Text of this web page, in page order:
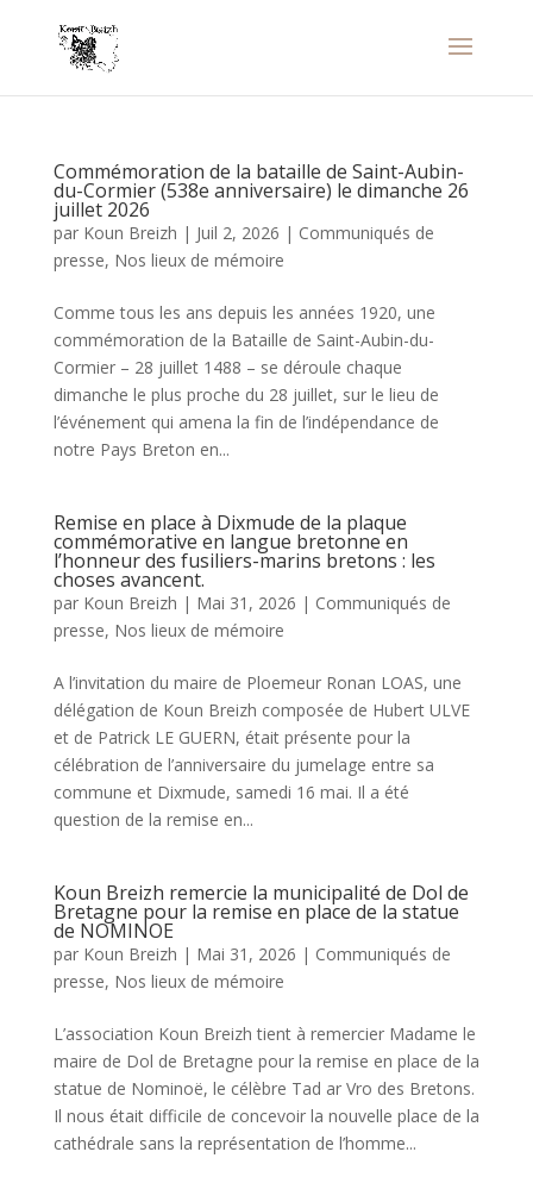
Commémoration de la bataille de Saint-Aubin-
du-Cormier (538e anniversaire) le dimanche 26
juillet 2026
par Koun Breizh | Juil 2, 2026 | Communiqués de
presse, Nos lieux de mémoire
Comme tous les ans depuis les années 1920, une
commémoration de la Bataille de Saint-Aubin-du-
Cormier – 28 juillet 1488 – se déroule chaque
dimanche le plus proche du 28 juillet, sur le lieu de
l’événement qui amena la fin de l’indépendance de
notre Pays Breton en...
Remise en place à Dixmude de la plaque
commémorative en langue bretonne en
l’honneur des fusiliers-marins bretons : les
choses avancent.
par Koun Breizh | Mai 31, 2026 | Communiqués de
presse, Nos lieux de mémoire
A l’invitation du maire de Ploemeur Ronan LOAS, une
délégation de Koun Breizh composée de Hubert ULVE
et de Patrick LE GUERN, était présente pour la
célébration de l’anniversaire du jumelage entre sa
commune et Dixmude, samedi 16 mai. Il a été
question de la remise en...
Koun Breizh remercie la municipalité de Dol de
Bretagne pour la remise en place de la statue
de NOMINOE
par Koun Breizh | Mai 31, 2026 | Communiqués de
presse, Nos lieux de mémoire
L’association Koun Breizh tient à remercier Madame le
maire de Dol de Bretagne pour la remise en place de la
statue de Nominoë, le célèbre Tad ar Vro des Bretons.
Il nous était difficile de concevoir la nouvelle place de la
cathédrale sans la représentation de l’homme...